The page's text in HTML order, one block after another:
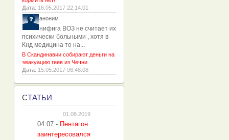
Дата: 16.05.2017 22:14:01
аноним
нифига ВОЗ не считает их
психически больными , хотя в
Кнд медицина то на...
В Скандинавии собирают деньги на
эвакуацию геев из Чечни
Дата: 15.05.2017 06:48:08
СТАТЬИ
01.08.2019
04:07 - Пентагон
заинтересовался